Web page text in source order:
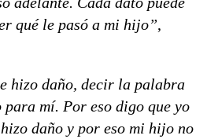
qué le pasó a mi hijo”,
hizo daño, decir la palabra
para mí. Por eso digo que yo
daño y por eso mi hijo no